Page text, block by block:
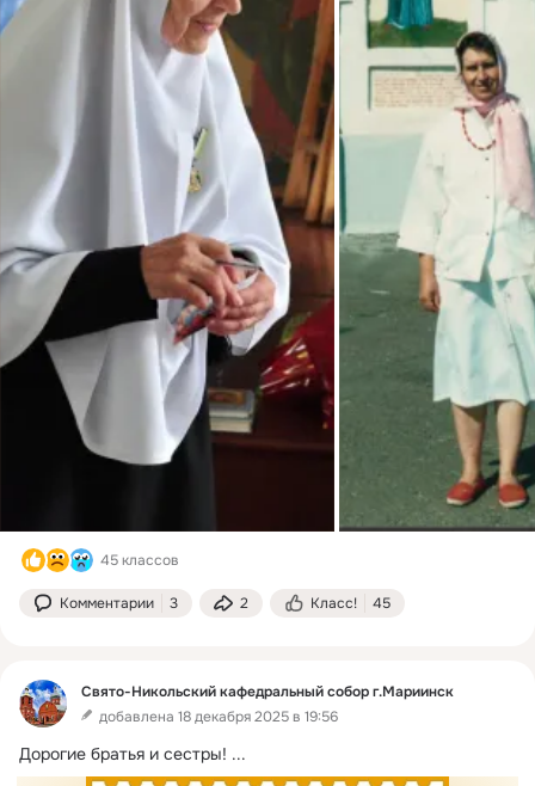
45 классов
Комментарии 3 2 Класс! 45
Свято-Никольский кафедральный собор г.Мариинск
добавлена 18 декабря 2025 в 19:56
Дорогие братья и сестры! ...